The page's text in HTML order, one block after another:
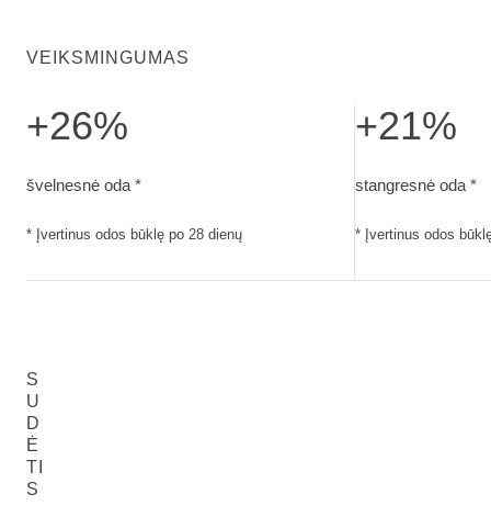
VEIKSMINGUMAS
+26%
švelnesnė oda *
* Įvertinus odos būklę po 28 dienų
+21%
stangresnė oda *
* Įvertinus odos
S
U
D
Ė
TI
S